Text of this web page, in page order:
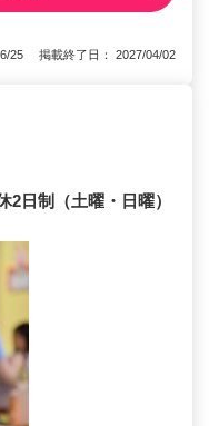
25 掲載終了日： 2027/04/02
日制（土曜・日曜）